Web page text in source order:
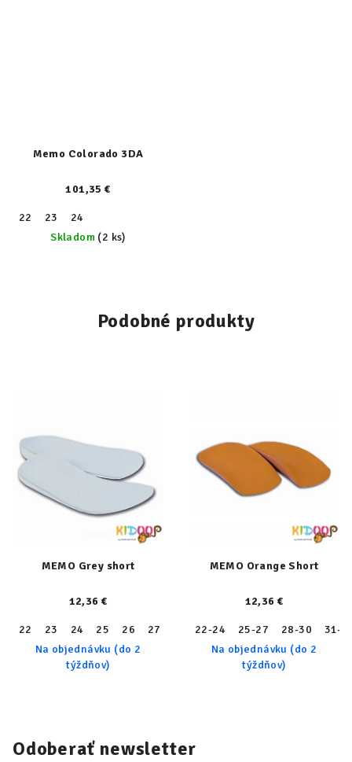
Memo Colorado 3DA
101,35 €
22 23
24
Skladom (2 ks)
Podobné produkty
MEMO Grey short
12,36 €
22 23 24 25 26 27 29 31 32 33
34
Na objednávku (do 2
týždňov)
MEMO Orange Short
12,36 €
22-24 25-27 28-30
31-
Na objednávku (do 2
týždňov)
Odoberať newsletter